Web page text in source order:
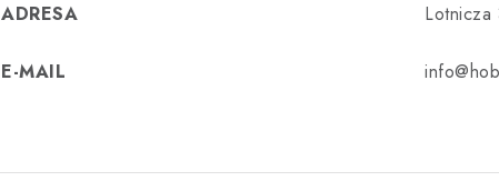
ADRESA
E-MAIL